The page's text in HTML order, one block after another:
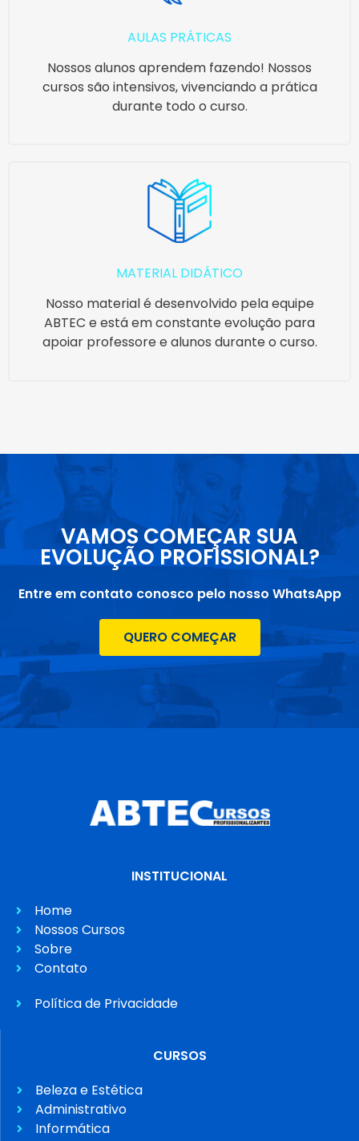
AULAS PRÁTICAS
Nossos alunos aprendem fazendo! Nossos
cursos são intensivos, vivenciando a prática
durante todo o curso.
MATERIAL DIDÁTICO
Nosso material é desenvolvido pela equipe
ABTEC e está em constante evolução para
apoiar professore e alunos durante o curso.
VAMOS COMEÇAR SUA
EVOLUÇÃO PROFISSIONAL?
Entre em contato conosco pelo nosso WhatsApp
QUERO COMEÇAR
INSTITUCIONAL
Home
Nossos Cursos
Sobre
Contato
Política de Privacidade
CURSOS
Beleza e Estética
Administrativo
Informática